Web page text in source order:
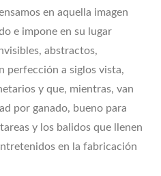
en aquella imagen
e impone en su lugar
abstractos,
perfección a siglos vista,
y que, mientras, van
por ganado, bueno para
y los balidos que llenen
en la fabricación